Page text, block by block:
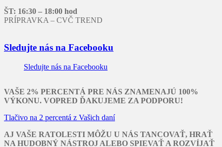
ŠT: 16:30 – 18:00 hod
PRÍPRAVKA – CVČ TREND
Sledujte nás na Facebooku
Sledujte nás na Facebooku
VAŠE 2% PERCENTÁ PRE NÁS ZNAMENAJÚ 100%
VÝKONU. VOPRED ĎAKUJEME ZA PODPORU!
Tlačivo na 2 percentá z Vašich daní
AJ VAŠE RATOLESTI MÔŽU U NÁS TANCOVAŤ, HRAŤ
NA HUDOBNÝ NÁSTROJ ALEBO SPIEVAŤ A ROZVÍJAŤ